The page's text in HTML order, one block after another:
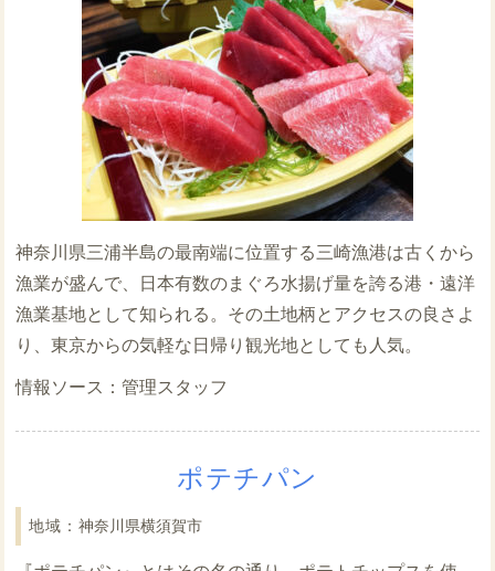
神奈川県三浦半島の最南端に位置する三崎漁港は古くから
漁業が盛んで、日本有数のまぐろ水揚げ量を誇る港・遠洋
漁業基地として知られる。その土地柄とアクセスの良さよ
り、東京からの気軽な日帰り観光地としても人気。
管理スタッフ
ポテチパン
神奈川県横須賀市